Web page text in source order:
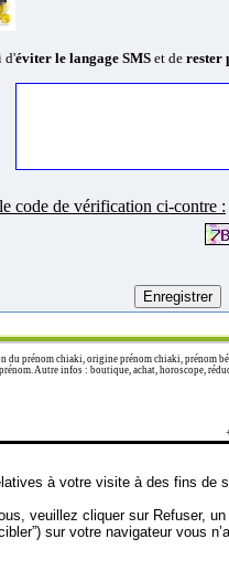
d'éviter le langage SMS et de rester
code de vérification ci-contre :
du prénom chiaki, origine prénom chiaki, prénom
Autre infos : boutique, achat, horoscope,
à votre visite à des fins
veuillez cliquer sur Refuser,
sur votre navigateur vous